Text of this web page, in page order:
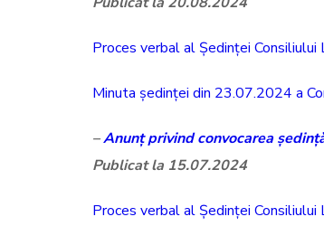
Proces verbal al Ședinței
Minuta ședinței din 23.07.2024 a
–Anunț privind convocarea
Publicat la 15.07.2024
Proces verbal al Ședinței